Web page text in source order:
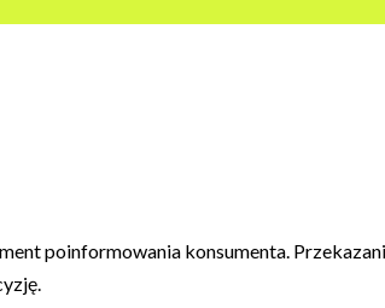
poinformowania konsumenta.